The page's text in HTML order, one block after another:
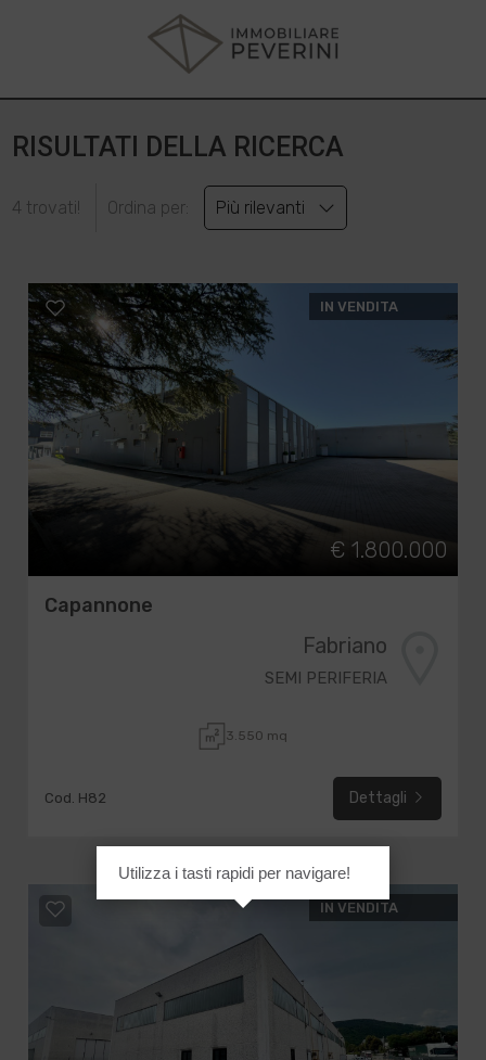
RISULTATI DELLA RICERCA
4 trovati! Ordina per: Più rilevanti
IN VENDITA
€ 1.800.000
Capannone
Fabriano
SEMI PERIFERIA
3.550 mq
Cod. H82 Dettagli
IN VENDITA
Utilizza i tasti rapidi per navigare!